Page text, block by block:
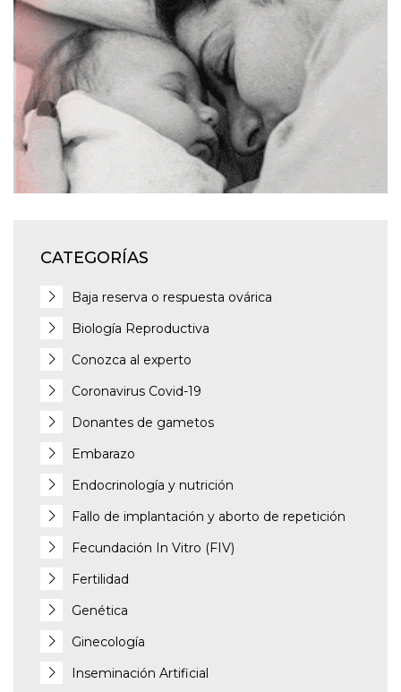
CATEGORÍAS
Baja reserva o respuesta ovárica
Biología Reproductiva
Conozca al experto
Coronavirus Covid-19
Donantes de gametos
Embarazo
Endocrinología y nutrición
Fallo de implantación y aborto de repetición
Fecundación In Vitro (FIV)
Fertilidad
Genética
Ginecología
Inseminación Artificial